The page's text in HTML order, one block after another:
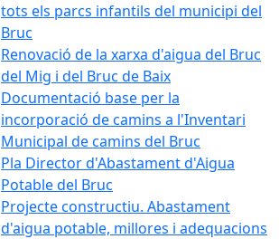
tots els parcs infantils del municipi del
Bruc
Renovació de la xarxa d'aigua del Bruc
del Mig i del Bruc de Baix
Documentació base per la
incorporació de camins a l'Inventari
Municipal de camins del Bruc
Pla Director d'Abastament d'Aigua
Potable del Bruc
Projecte constructiu. Abastament
d'aigua potable, millores i adequacions